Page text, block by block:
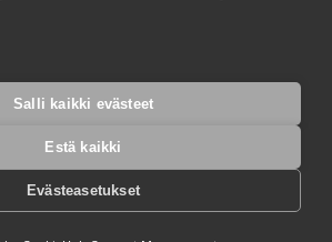
Salli kaikki evästeet
Estä kaikki
Evästeasetukset